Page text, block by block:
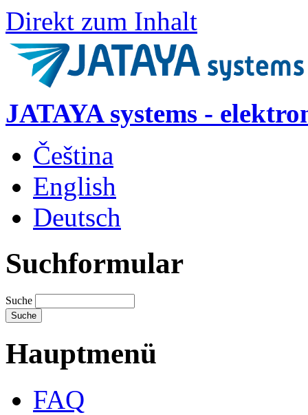
Direkt zum Inhalt
JATAYA systems -
Čeština
English
Deutsch
Suchformular
Suche
Hauptmenü
FAQ